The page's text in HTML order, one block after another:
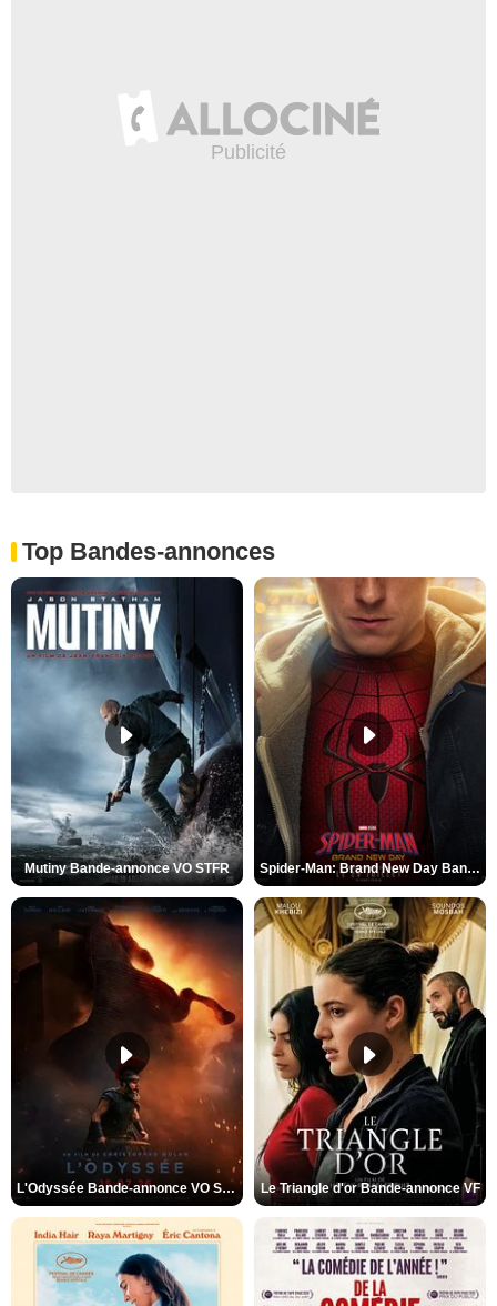
Top Bandes-annonces
Mutiny Bande-annonce VO STFR Spider-Man: Brand New Day Bande-annonce VO STFR
L'Odyssée Bande-annonce VO STFR Le Triangle d'or Bande-annonce VF